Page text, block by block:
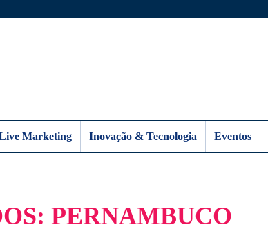
Marketing Inovação & Tecnologia Eventos
PERNAMBUCO